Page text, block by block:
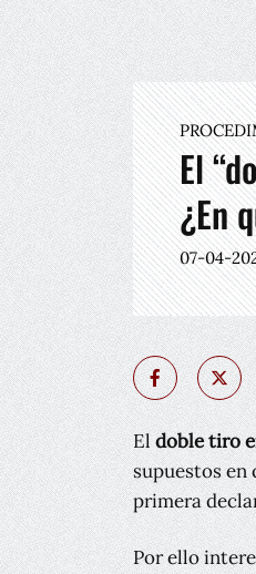
El
¿En
07-04-
Eldoble tiro
supuestos en
primera
Por ello